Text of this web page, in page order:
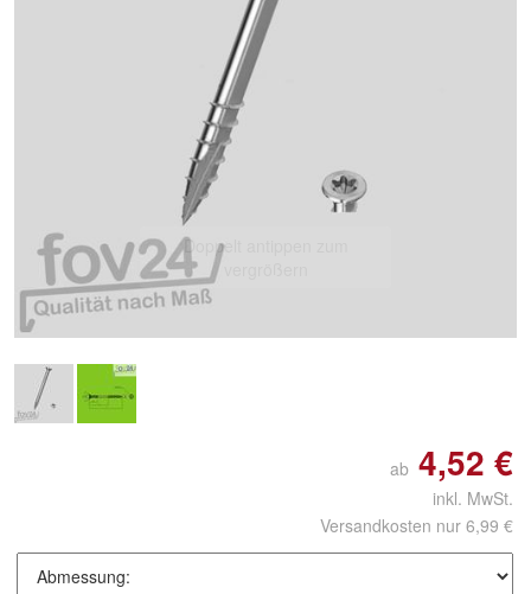
Doppelt antippen zum
ab 4,52 €
inkl. MwSt.
Versandkosten nur 6,99 €